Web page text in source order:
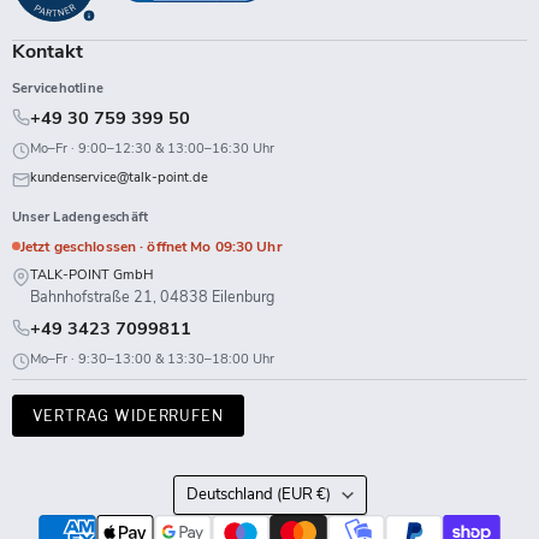
Kontakt
Servicehotline
+49 30 759 399 50
Mo–Fr · 9:00–12:30 & 13:00–16:30 Uhr
kundenservice@talk-point.de
Unser Ladengeschäft
Jetzt geschlossen · öffnet Mo 09:30 Uhr
TALK-POINT GmbH
Bahnhofstraße 21, 04838 Eilenburg
+49 3423 7099811
Mo–Fr · 9:30–13:00 & 13:30–18:00 Uhr
VERTRAG WIDERRUFEN
Land
Deutschland (EUR €)